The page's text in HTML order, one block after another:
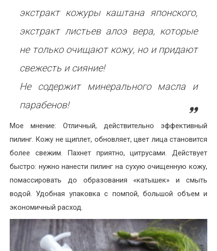
экстракт кожуры каштана японского,
экстракт листьев алоэ вера, которые
не только очищают кожу, но и придают
свежесть и сияние!
Не содержит минерального масла и
парабенов!
Мое мнение: Отличный, действительно эффективный
пилинг. Кожу не щиплет, обновляет, цвет лица становится
более свежим. Пахнет приятно, цитрусами. Действует
быстро: нужно нанести пилинг на сухую очищенную кожу,
помассировать до образования «катышек» и смыть
водой. Удобная упаковка с помпой, большой объем и
экономичный расход.